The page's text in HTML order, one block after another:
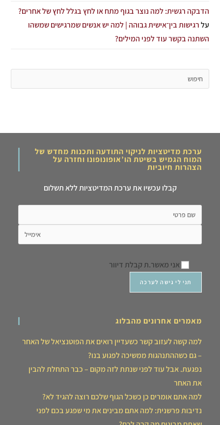
הדבקה רגשית: למה נוצר בגוף מתח או לחץ בגלל לחץ של אחרים?
עלרגישות בין־אישית גבוהה | למה יש אנשים שמרגישים שמשהו
השתנה בקשר עוד לפני המילים?
ערכת מדיטציות לניקוי התודעה ותכנות מחדש של
המוח הגמיש בשיטת הו’אופונופונו וחזרה על
הצהרות חיוביות
קבלו עכשיו את ערכת המדיטציות ללא תשלום
אני מאשר.ת קבלת דיוור
מאמרים אחרונים מהבלוג
למה קשה לעזוב קשר כשעדיין רואים את הפוטנציאל של האחר
– גם כשההתנהגות ממשיכה לפגוע בנו?
נפגעת. אבל עוד לפני שנתת לזה מקום – כבר התחלת להבין
את האחר
למה אתם אומרים כן כשכל הגוף שלכם רוצה להגיד לא?
נדיבות פרשנית: למה אתם מבינים את מי שפגע בכם לפני